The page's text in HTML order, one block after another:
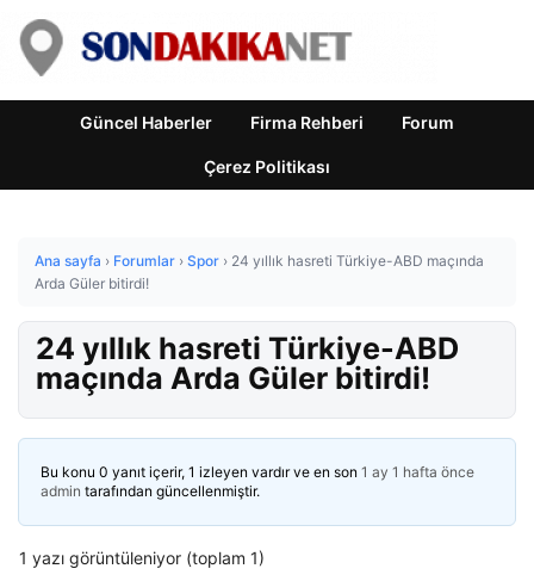
Güncel Haberler Firma Rehberi Forum
Çerez Politikası
Ana sayfa › Forumlar › Spor › 24 yıllık hasreti Türkiye-ABD maçında
Arda Güler bitirdi!
24 yıllık hasreti Türkiye-ABD
maçında Arda Güler bitirdi!
Bu konu 0 yanıt içerir, 1 izleyen vardır ve en son 1 ay 1 hafta önce
admin tarafından güncellenmiştir.
1 yazı görüntüleniyor (toplam 1)